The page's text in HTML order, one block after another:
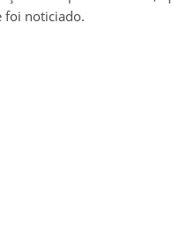
foi noticiado.